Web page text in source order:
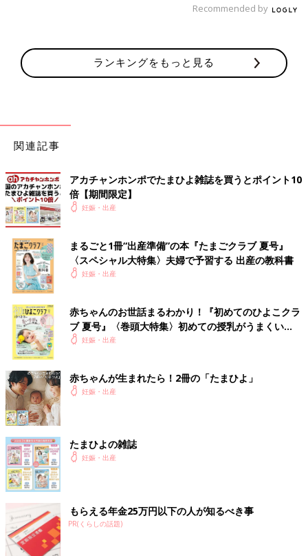
Recommended by
ランキングをもっと見る
関連記事
アカチャンホンポでたまひよ雑誌を買うとポイント10
倍【期間限定】
妊娠・出産
まるごと1冊“出産準備”の本『たまごクラブ 夏号』
〈スペシャル大特集〉夫婦で予習する 出産の教科書
妊娠・出産
赤ちゃんのお世話まるわかり！『初めてのひよこクラ
ブ 夏号』〈巻頭大特集〉初めての授乳がうまくい
く！ おっぱい・ミルクの基本と夏のトラブル 解決テ
妊娠・出産
赤ちゃんが生まれたら！2冊の「たまひよ」
妊娠・出産
たまひよの雑誌
妊娠・出産
もらえる年金25万円以下の人が知るべき事
PR(くらしの話題)